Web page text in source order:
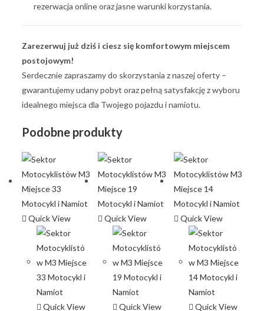
rezerwacja online oraz jasne warunki korzystania.
Zarezerwuj już dziś i ciesz się komfortowym miejscem
postojowym!
Serdecznie zapraszamy do skorzystania z naszej oferty –
gwarantujemy udany pobyt oraz pełną satysfakcję z wyboru
idealnego miejsca dla Twojego pojazdu i namiotu.
Podobne produkty
Quick View
Quick View
Quick View
Quick View
Quick View
Quick View